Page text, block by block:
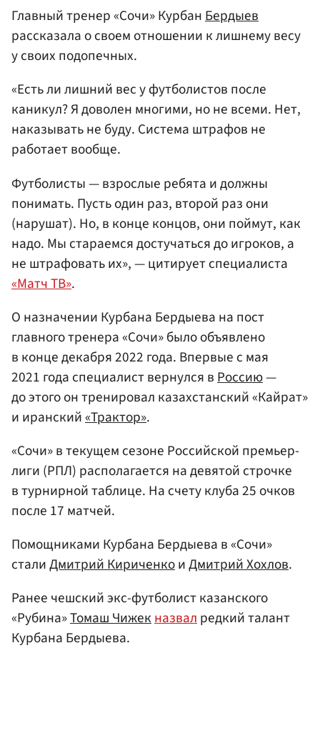
Главный тренер «Сочи» КурбанБердыев
рассказала о своем отношении к лишнему весу
у своих подопечных.
«Есть ли лишний вес у футболистов после
каникул? Я доволен многими, но не всеми. Нет,
наказывать не буду. Система штрафов не
работает вообще.
Футболисты — взрослые ребята и должны
понимать. Пусть один раз, второй раз они
(нарушат). Но, в конце концов, они поймут, как
надо. Мы стараемся достучаться до игроков, а
не штрафовать их», — цитирует специалиста
«Матч ТВ».
О назначении Курбана Бердыева на пост
главного тренера «Сочи» было объявлено
в конце декабря 2022 года. Впервые с мая
2021 года специалист вернулся вРоссию—
до этого он тренировал казахстанский «Кайрат»
и иранский«Трактор».
«Сочи» в текущем сезоне Российской премьер-
лиги (РПЛ) располагается на девятой строчке
в турнирной таблице. На счету клуба 25 очков
после 17 матчей.
Помощниками Курбана Бердыева в «Сочи»
сталиДмитрий КириченкоиДмитрий Хохлов.
Ранее чешский экс-футболист казанского
«Рубина»Томаш Чижекназвалредкий талант
Курбана Бердыева.